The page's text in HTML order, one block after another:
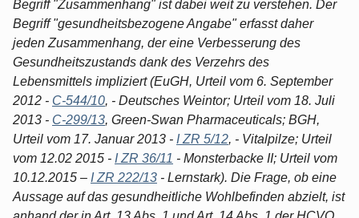
Begriff "Zusammenhang" ist dabei weit zu verstehen. Der
Begriff "gesundheitsbezogene Angabe" erfasst daher
jeden Zusammenhang, der eine Verbesserung des
Gesundheitszustands dank des Verzehrs des
Lebensmittels impliziert (EuGH, Urteil vom 6. September
2012 - C-544/10, - Deutsches Weintor; Urteil vom 18. Juli
2013 - C-299/13, Green-Swan Pharmaceuticals; BGH,
Urteil vom 17. Januar 2013 - I ZR 5/12, - Vitalpilze; Urteil
vom 12.02 2015 - I ZR 36/11 - Monsterbacke II; Urteil vom
10.12.2015 – I ZR 222/13 - Lernstark). Die Frage, ob eine
Aussage auf das gesundheitliche Wohlbefinden abzielt, ist